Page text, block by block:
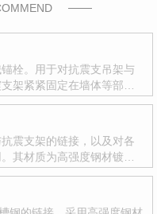
栓。用于对抗震支吊架与
架紧紧固定在墙体等部
震支架的链接，以及对各
其材质为高强度钢材镀锌
管道的摩擦力。